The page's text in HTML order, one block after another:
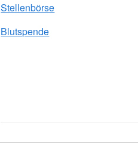
Stellenbörse
Blutspende